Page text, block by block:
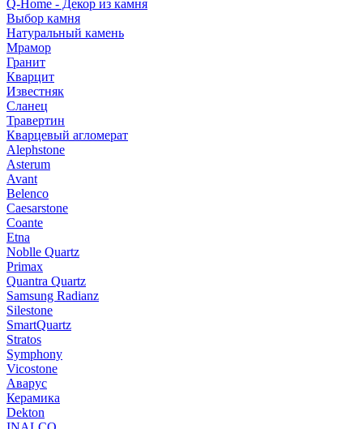
Q-Home - Декор из камня
Выбор камня
Натуральный камень
Мрамор
Гранит
Кварцит
Известняк
Сланец
Травертин
Кварцевый агломерат
Alephstone
Asterum
Avant
Belenco
Caesarstone
Coante
Etna
Noblle Quartz
Primax
Quantra Quartz
Samsung Radianz
Silestone
SmartQuartz
Stratos
Symphony
Vicostone
Аварус
Керамика
Dekton